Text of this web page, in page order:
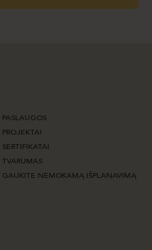
PASLAUGOS
PROJEKTAI
SERTIFIKATAI
TVARUMAS
GAUKITE NEMOKAMĄ IŠPLANAVIMĄ